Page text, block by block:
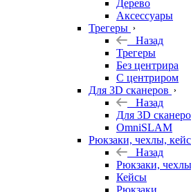
Дерево
Аксессуары
Трегеры
Назад
Трегеры
Без центрира
С центриром
Для 3D сканеров
Назад
Для 3D
OmniSLAM
Рюкзаки, чехлы,
Назад
Рюкзаки,
Кейсы
Рюкзаки